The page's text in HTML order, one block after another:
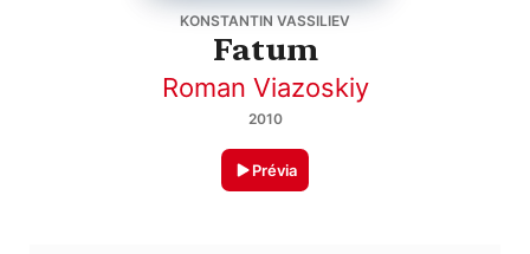
KONSTANTIN VASSILIEV
Fatum
Roman Viazoskiy
2010
Prévia